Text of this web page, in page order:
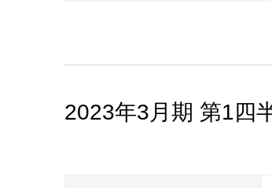
2023年3月期 第1四